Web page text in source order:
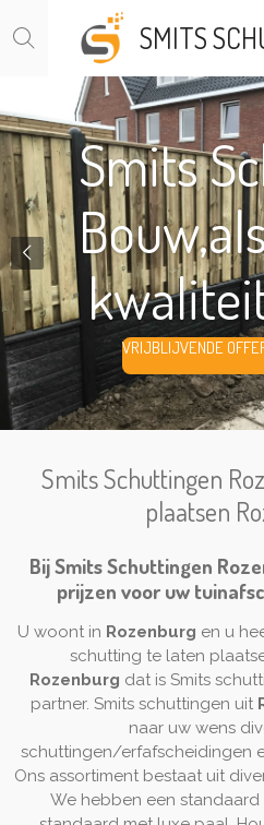
direct
hoofdinhoud
SMITS
Smits
VRIJBLIJVENDE
Smits Schuttingen
plaatsen
Bij Smits Schuttingen
prijzen voor uw
U woont in Rozenburg en u
schutting te laten
Rozenburg dat is Smits
partner. Smits schuttingen uit
naar uw wens
schuttingen/erfafscheidingen
Ons assortiment bestaat uit
We hebben een